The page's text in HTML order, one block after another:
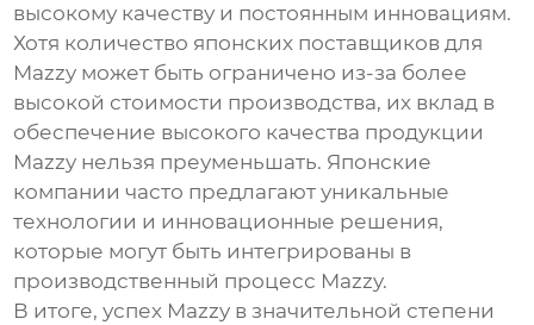
высокому качеству и постоянным инновациям.
Хотя количество японских поставщиков для
Mazzy может быть ограничено из-за более
высокой стоимости производства, их вклад в
обеспечение высокого качества продукции
Mazzy нельзя преуменьшать. Японские
компании часто предлагают уникальные
технологии и инновационные решения,
которые могут быть интегрированы в
производственный процесс Mazzy.
В итоге, успех Mazzy в значительной степени